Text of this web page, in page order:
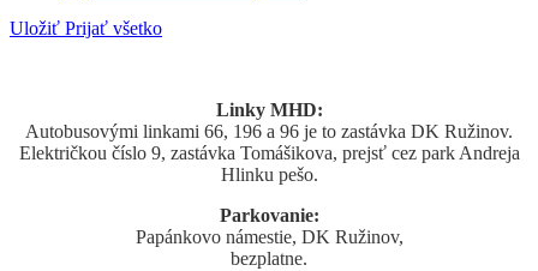
Uložiť Prijať všetko
Linky MHD:
Autobusovými linkami 66, 196 a 96 je to zastávka DK Ružinov.
Električkou číslo 9, zastávka Tomášikova, prejsť cez park Andreja
Hlinku pešo.
Parkovanie:
Papánkovo námestie, DK Ružinov,
bezplatne.